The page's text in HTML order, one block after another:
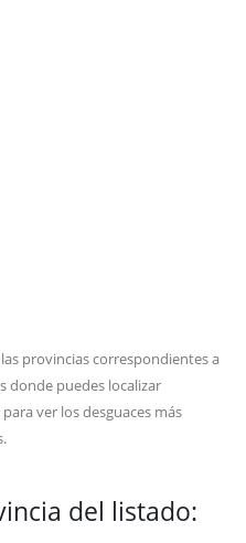
provincias correspondientes a
donde puedes localizar
ver los desguaces más
del listado: